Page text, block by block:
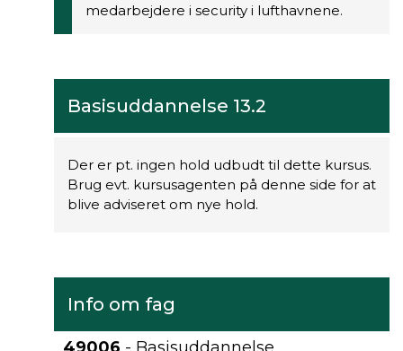
medarbejdere i security i lufthavnene.
Basisuddannelse 13.2
Der er pt. ingen hold udbudt til dette kursus.
Brug evt. kursusagenten på denne side for at
blive adviseret om nye hold.
Info om fag